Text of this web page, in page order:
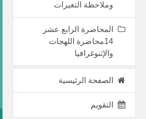
وملاحظة التغيرات
المحاضرة الرابع عشر
14محاضرة اللهجات
والإثنوغرافيا
الصفحة الرئيسية
التقويم